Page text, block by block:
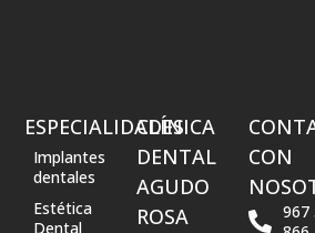
ESPECIALIDADES
Implantes
dentales
Estética
Dental
CLÍNICA
DENTAL
AGUDO
ROSA
CON
967